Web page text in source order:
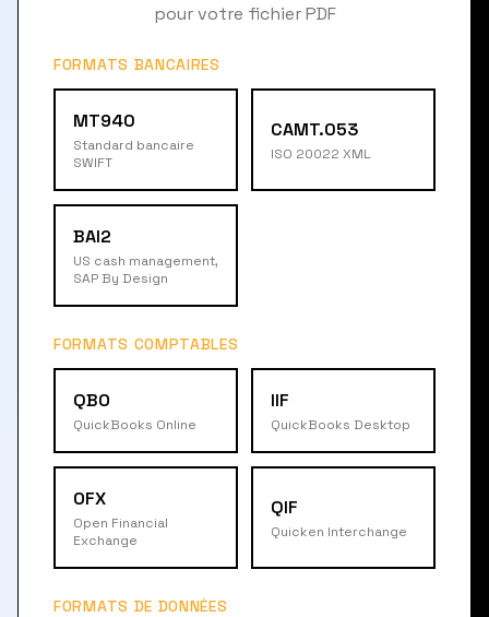
pour votre fichier PDF
FORMATS BANCAIRES
MT940
Standard bancaire
SWIFT
CAMT.053
ISO 20022 XML
BAI2
US cash management,
SAP By Design
FORMATS COMPTABLES
QBO
QuickBooks Online
IIF
QuickBooks Desktop
OFX
Open Financial
Exchange
QIF
Quicken Interchange
FORMATS DE DONNÉES